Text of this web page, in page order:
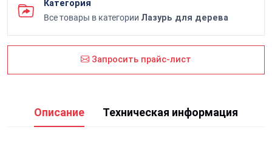
Категория
Все товары в категории Лазурь для дерева
Запросить прайс-лист
Описание Техническая информация